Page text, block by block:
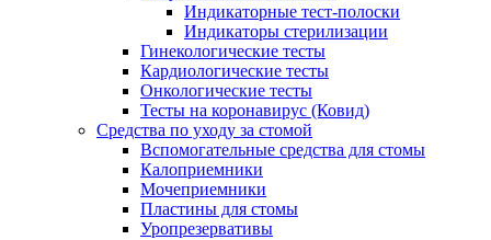
Индикаторные тест-полоски
Индикаторы стерилизации
Гинекологические тесты
Кардиологические тесты
Онкологические тесты
Тесты на коронавирус (Ковид)
Средства по уходу за стомой
Вспомогательные средства для стомы
Калоприемники
Мочеприемники
Пластины для стомы
Уропрезервативы